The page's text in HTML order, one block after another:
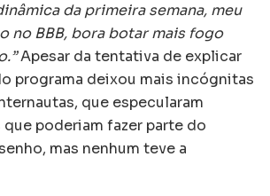
da primeira semana, meu
no BBB, bora botar mais fogo
Apesar da tentativa de explicar
programa deixou mais incógnitas
que especularam
poderiam fazer parte do
mas nenhum teve a